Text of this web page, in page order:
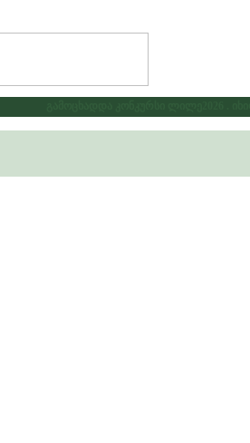
გამოცხადდა კონკურსი ლილე2026 .